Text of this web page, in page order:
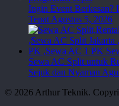
Ingin Event Berkesan?
Tepat Agustus 5, 2026
Sewa AC Split untuk
Sejuk dan Nyaman
© 2026 Arthur Teknik.